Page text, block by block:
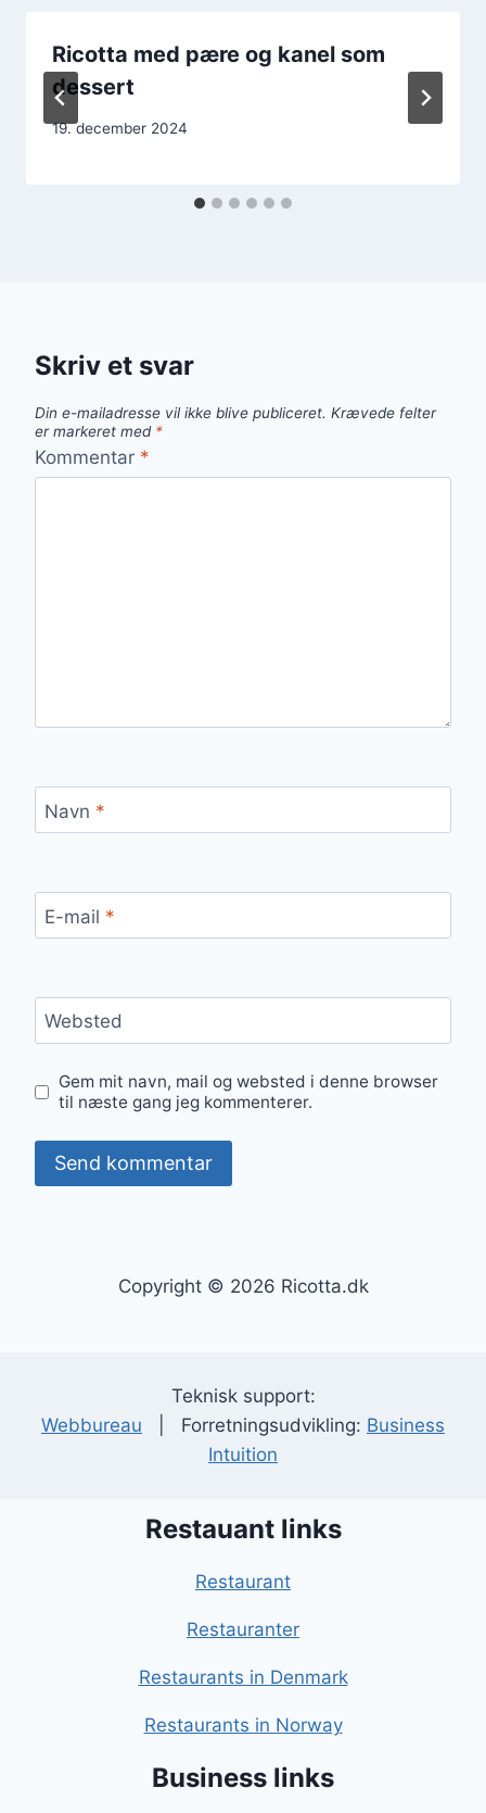
Ricotta med pære og kanel som
dessert
19. december 2024
Skriv et svar
Din e-mailadresse vil ikke blive publiceret. Krævede felter
er markeret med *
Kommentar *
Navn *
E-mail *
Websted
Gem mit navn, mail og websted i denne browser
til næste gang jeg kommenterer.
Copyright © 2026 Ricotta.dk
Teknisk support:
Webbureau | Forretningsudvikling: Business
Intuition
Restauant links
Restaurant
Restauranter
Restaurants in Denmark
Restaurants in Norway
Business links